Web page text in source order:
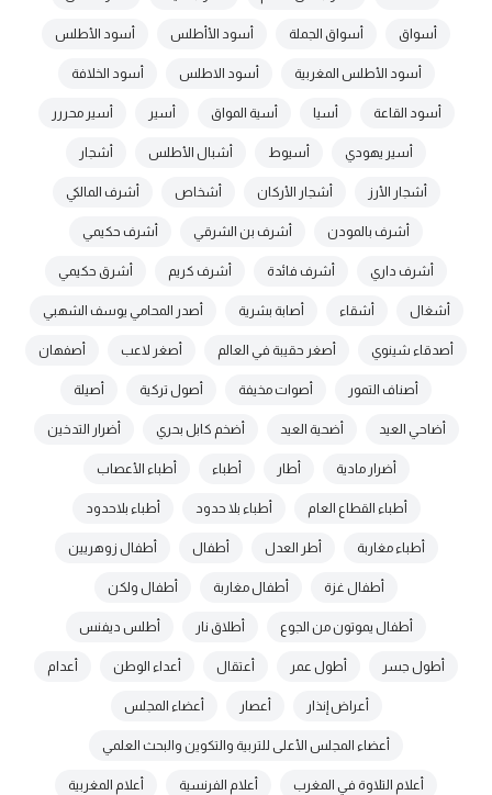
أسواق أسواق الجملة أسود الأأطلس أسود الأطلس
أسود الأطلس المغربية أسود الاطلس أسود الخلافة
أسود القاعة أسيا أسية المواق أسير أسير محررر
أسير يهودي أسيوط أشبال الأطلس أشجار
أشجار الأرز أشجار الأركان أشخاص أشرف المالكي
أشرف بالمودن أشرف بن الشرقي أشرف حكيمي
أشرف داري أشرف فائدة أشرف كريم أشرق حكيمي
أشغال أشقاء أصابة بشرية أصدر المحامي يوسف الشهبي
أصدقاء شينوي أصغر حقيبة في العالم أصغر لاعب أصفهان
أصناف التمور أصوات مخيفة أصول تركية أصيلة
أضاحي العيد أضحية العيد أضخم كابل بحري أضرار التدخين
أضرار مادية أطار أطباء أطباء الأعصاب
أطباء القطاع العام أطباء بلا حدود أطباء بلاحدود
أطباء مغاربة أطر العدل أطفال أطفال زوهريين
أطفال غزة أطفال مغاربة أطفال ولكن
أطفال يموتون من الجوع أطلاق نار أطلس ديفنس
أطول جسر أطول عمر أعتقال أعداء الوطن أعدام
أعراض إنذار أعصار أعضاء المجلس
أعضاء المجلس الأعلى للتربية والتكوين والبحث العلمي
أعلام التلاوة في المغرب أعلام الفرنسية أعلام المغربية